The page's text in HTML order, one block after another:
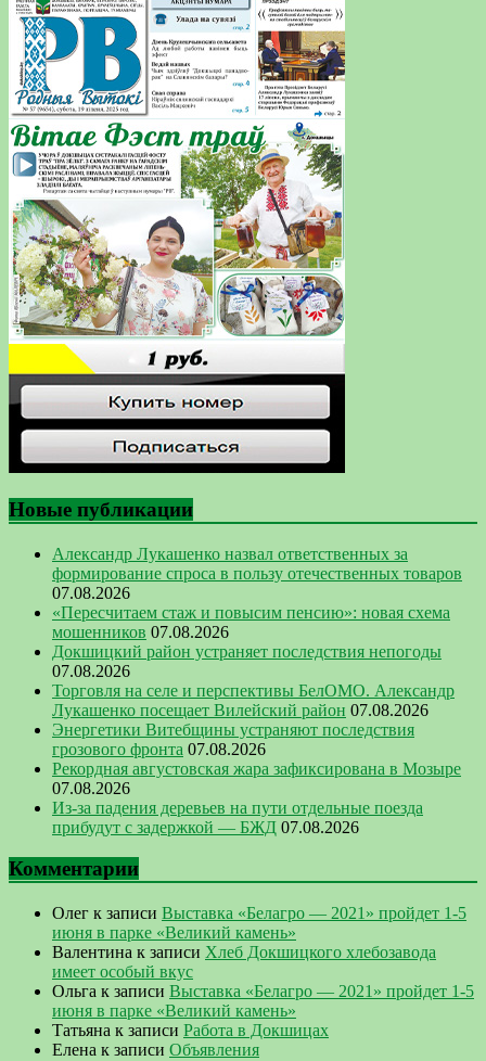
Новые публикации
Александр Лукашенко назвал ответственных за
формирование спроса в пользу отечественных товаров
07.08.2026
«Пересчитаем стаж и повысим пенсию»: новая схема
мошенников 07.08.2026
Докшицкий район устраняет последствия непогоды
07.08.2026
Торговля на селе и перспективы БелОМО. Александр
Лукашенко посещает Вилейский район 07.08.2026
Энергетики Витебщины устраняют последствия
грозового фронта 07.08.2026
Рекордная августовская жара зафиксирована в Мозыре
07.08.2026
Из-за падения деревьев на пути отдельные поезда
прибудут с задержкой — БЖД 07.08.2026
Комментарии
Олег к записи Выставка «Белагро — 2021» пройдет 1-5
июня в парке «Великий камень»
Валентина к записи Хлеб Докшицкого хлебозавода
имеет особый вкус
Ольга к записи Выставка «Белагро — 2021» пройдет 1-5
июня в парке «Великий камень»
Татьяна к записи Работа в Докшицах
Елена к записи Объявления